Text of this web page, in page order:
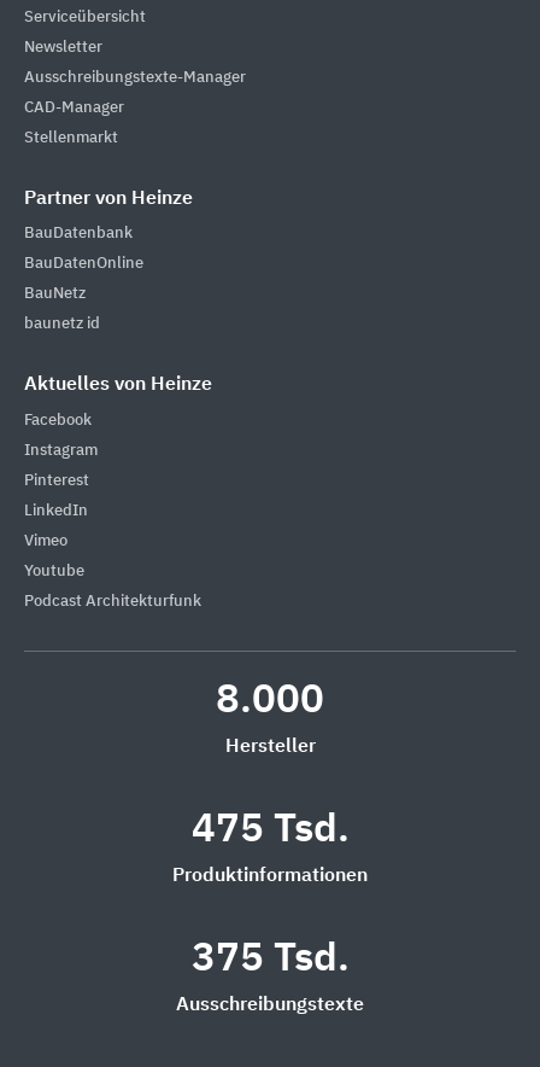
Serviceübersicht
Newsletter
Ausschreibungstexte-Manager
CAD-Manager
Stellenmarkt
Partner von Heinze
BauDatenbank
BauDatenOnline
BauNetz
baunetz id
Aktuelles von Heinze
Facebook
Instagram
Pinterest
LinkedIn
Vimeo
Youtube
Podcast Architekturfunk
8.000
Hersteller
475 Tsd.
Produktinformationen
375 Tsd.
Ausschreibungstexte